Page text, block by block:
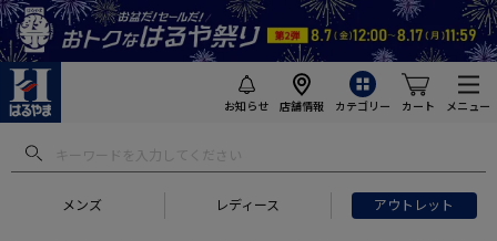
お知らせ 店舗情報 カテゴリー カート メニュー
メンズ レディース アウトレット